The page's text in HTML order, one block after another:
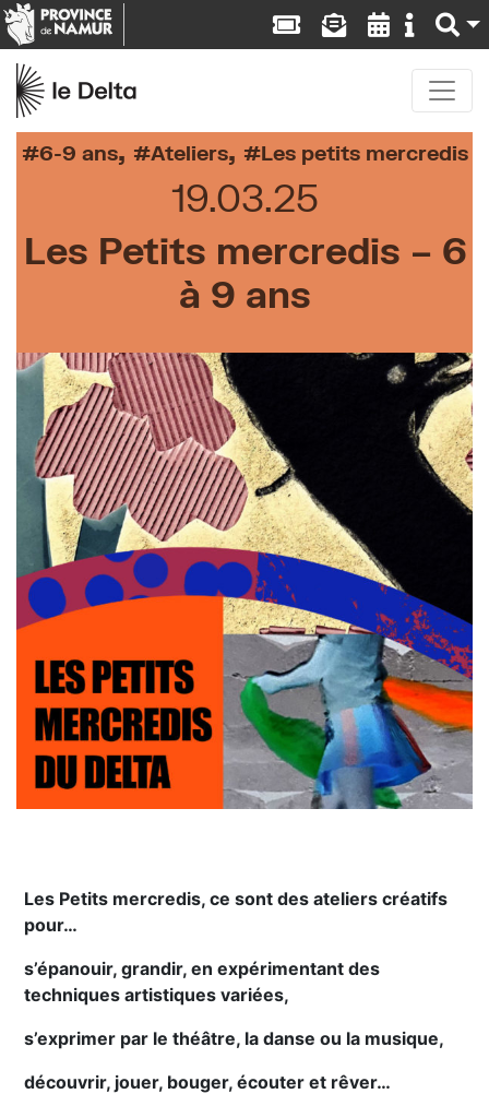
6-9 ans, Ateliers, Les petits mercredis
19.03.25
Les Petits mercredis – 6
à 9 ans
Les Petits mercredis, ce sont des ateliers créatifs
pour…
s’épanouir, grandir, en expérimentant des
techniques artistiques variées,
s’exprimer par le théâtre, la danse ou la musique,
découvrir, jouer, bouger, écouter et rêver…